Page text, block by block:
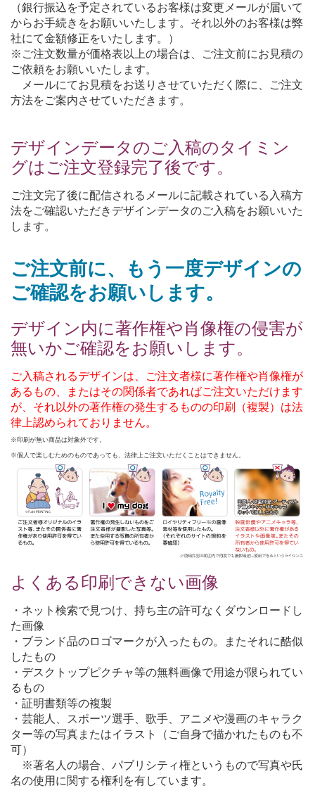
（銀行振込を予定されているお客様は変更メールが届いて
からお手続きをお願いいたします。それ以外のお客様は弊
社にて金額修正をいたします。）
※ご注文数量が価格表以上の場合は、ご注文前にお見積の
ご依頼をお願いいたします。
メールにてお見積をお送りさせていただく際に、ご注文
方法をご案内させていただきます。
デザインデータのご入稿のタイミン
グはご注文登録完了後です。
ご注文完了後に配信されるメールに記載されている入稿方
法をご確認いただきデザインデータのご入稿をお願いいた
します。
ご注文前に、もう一度デザインの
ご確認をお願いします。
デザイン内に著作権や肖像権の侵害が
無いかご確認をお願いします。
ご入稿されるデザインは、ご注文者様に著作権や肖像権が
あるもの、またはその関係者であればご注文いただけます
が、それ以外の著作権の発生するものの印刷（複製）は法
律上認められておりません。
※印刷が無い商品は対象外です。
※個人で楽しむためのものであっても、法律上ご注文いただくことはできません。
よくある印刷できない画像
・ネット検索で見つけ、持ち主の許可なくダウンロードし
た画像
・ブランド品のロゴマークが入ったもの。またそれに酷似
したもの
・デスクトップピクチャ等の無料画像で用途が限られてい
るもの
・証明書類等の複製
・芸能人、スポーツ選手、歌手、アニメや漫画のキャラク
ター等の写真またはイラスト（ご自身で描かれたものも不
可）
※著名人の場合、パブリシティ権というもので写真や氏
名の使用に関する権利を有しています。